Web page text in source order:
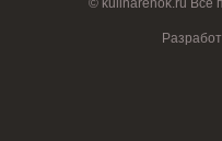
© kulinarenok.ru Все